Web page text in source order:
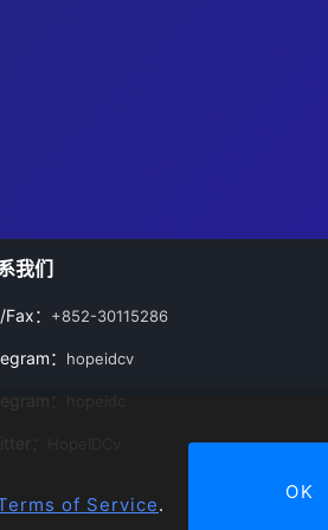
我们
： +852-30115286
： hopeidcv
：
of Service.
OK